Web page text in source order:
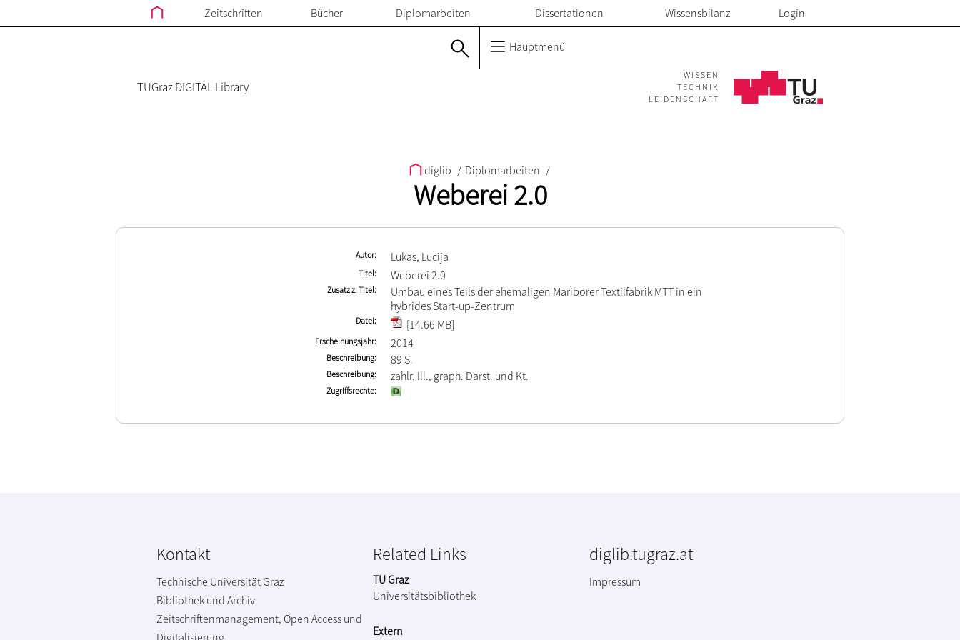
Zeitschriften Bücher Diplomarbeiten Dissertationen Wissensbilanz Login
Hauptmenü
TUGraz DIGITAL Library
WISSEN
TECHNIK
LEIDENSCHAFT
diglib / Diplomarbeiten /
Weberei 2.0
Autor Lukas, Lucija
Titel Weberei 2.0
Zusatz z. Titel
Umbau eines Teils der ehemaligen Mariborer Textilfabrik MTT in ein
hybrides Start-up-Zentrum
Datei [14.66 MB]
Erscheinungsjahr 2014
Beschreibung 89 S.
Beschreibung zahlr. Ill., graph. Darst. und Kt.
Zugriffsrechte
Kontakt
Technische Universität Graz
Bibliothek und Archiv
Zeitschriftenmanagement, Open Access und
Digitalisierung
Related Links
TU Graz
Universitätsbibliothek
Extern
diglib.tugraz.at
Impressum